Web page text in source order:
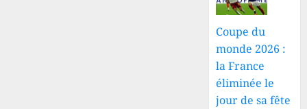
Coupe du
monde 2026 :
la France
éliminée le
jour de sa fête